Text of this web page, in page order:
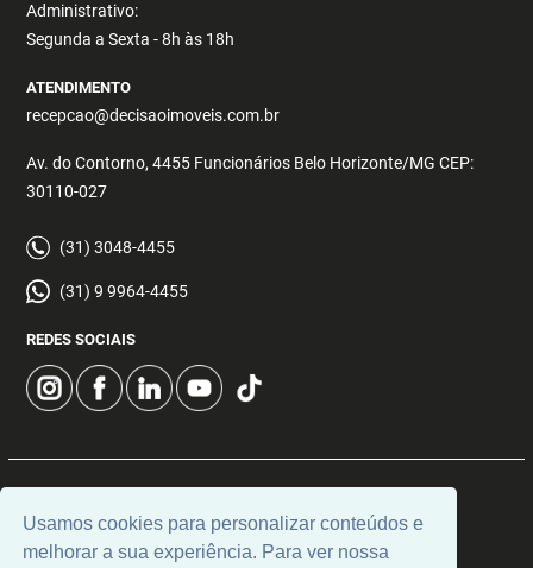
Usamos cookies para personalizar conteúdos e
melhorar a sua experiência. Para ver nossa
Administrativo:
Segunda a Sexta - 8h às 18h
ATENDIMENTO
recepcao@decisaoimoveis.com.br
Av. do Contorno, 4455 Funcionários Belo Horizonte/MG CEP:
30110-027
(31) 3048-4455
(31) 9 9964-4455
REDES SOCIAIS
Universal Software.